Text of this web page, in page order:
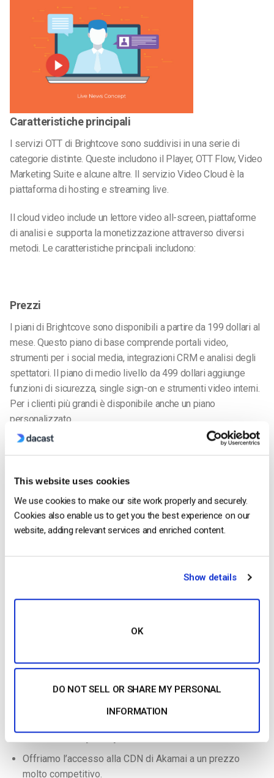
This website uses cookies
We use cookies to make our site work properly and securely.
Cookies also enable us to get you the best experience on our
website, adding relevant services and enriched content.
Show details
OK
DO NOT SELL OR SHARE MY PERSONAL
INFORMATION
Caratteristiche principali
I servizi OTT di Brightcove sono suddivisi in una serie di
categorie distinte. Queste includono il Player, OTT Flow, Video
Marketing Suite e alcune altre. Il servizio Video Cloud è la
piattaforma di hosting e streaming live.
Il cloud video include un lettore video all-screen, piattaforme
di analisi e supporta la monetizzazione attraverso diversi
metodi. Le caratteristiche principali includono:
Prezzi
I piani di Brightcove sono disponibili a partire da 199 dollari al
mese. Questo piano di base comprende portali video,
strumenti per i social media, integrazioni CRM e analisi degli
spettatori. Il piano di medio livello da 499 dollari aggiunge
funzioni di sicurezza, single sign-on e strumenti video interni.
Per i clienti più grandi è disponibile anche un piano
personalizzato.
Dacast
esamineremo è Dacast. Dacast è una piattaforma di
“Streaming as a Service” che mira a mettere a disposizione di
qualsiasi azienda o organizzazione funzionalità di alto livello
Caratteristiche principali
Offriamo l’accesso alla CDN di Akamai a un prezzo
molto competitivo.